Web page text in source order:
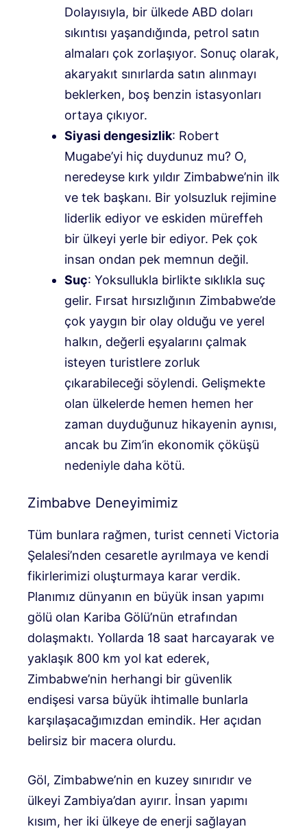
Dolayısıyla, bir ülkede ABD doları
sıkıntısı yaşandığında, petrol satın
almaları çok zorlaşıyor. Sonuç olarak,
akaryakıt sınırlarda satın alınmayı
beklerken, boş benzin istasyonları
ortaya çıkıyor.
Siyasi dengesizlik: Robert
Mugabe’yi hiç duydunuz mu? O,
neredeyse kırk yıldır Zimbabwe’nin ilk
ve tek başkanı. Bir yolsuzluk rejimine
liderlik ediyor ve eskiden müreffeh
bir ülkeyi yerle bir ediyor. Pek çok
insan ondan pek memnun değil.
Suç: Yoksullukla birlikte sıklıkla suç
gelir. Fırsat hırsızlığının Zimbabwe’de
çok yaygın bir olay olduğu ve yerel
halkın, değerli eşyalarını çalmak
isteyen turistlere zorluk
çıkarabileceği söylendi. Gelişmekte
olan ülkelerde hemen hemen her
zaman duyduğunuz hikayenin aynısı,
ancak bu Zim’in ekonomik çöküşü
nedeniyle daha kötü.
Zimbabve Deneyimimiz
Tüm bunlara rağmen, turist cenneti Victoria
Şelalesi’nden cesaretle ayrılmaya ve kendi
fikirlerimizi oluşturmaya karar verdik.
Planımız dünyanın en büyük insan yapımı
gölü olan Kariba Gölü’nün etrafından
dolaşmaktı. Yollarda 18 saat harcayarak ve
yaklaşık 800 km yol kat ederek,
Zimbabwe’nin herhangi bir güvenlik
endişesi varsa büyük ihtimalle bunlarla
karşılaşacağımızdan emindik. Her açıdan
belirsiz bir macera olurdu.
Göl, Zimbabwe’nin en kuzey sınırıdır ve
ülkeyi Zambiya’dan ayırır. İnsan yapımı
kısım, her iki ülkeye de enerji sağlayan